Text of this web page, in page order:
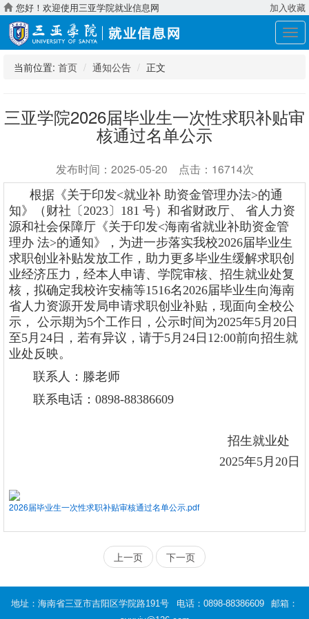
您好！欢迎使用三亚学院就业信息网 加入收藏
展
开
当前位置: 首页 通知公告 正文
三亚学院2026届毕业生一次性求职补贴审
核通过名单公示
发布时间：2025-05-20 点击：16714次
根据 《关于印发<就业补 助资金管理办法>的通
知》（财社〔2023〕181 号）和省财政厅、 省人力资
源和社会保障厅《关于印发<海南省就业补助资金管
理办 法>的通知》
， 为进一步落实我校2026届毕业生
求职创业补贴发放工作，助力更多毕业生缓解求职创
业经济压力，经本人申请、学院审核、招生就业处复
核，拟确定我校许安楠等1516名2026届毕业生向海南
省人力资源开发局申请求职创业补贴，现面向全校公
示， 公示期为5个工作日，公示时间为2025年5月20日
至5月24日，若有异议，请于5月24日12:00前向招生就
业处反映。
联系人：滕老师
联系电话：0898-88386609
招生就业处
2025年5月20日
2026届毕业生一次性求职补贴审核通过名单公示.pdf
上一页 下一页
地址：海南省三亚市吉阳区学院路191号 电话：0898-88386609
邮箱：